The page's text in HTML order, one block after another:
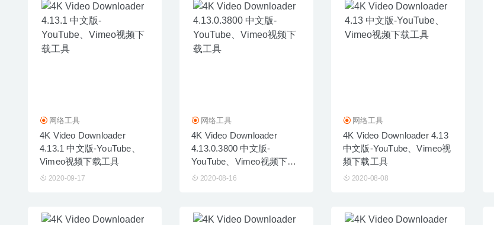
网络工具
4K Video Downloader
4.13.1 中文版-YouTube、
Vimeo视频下载工具
2020-09-17
网络工具
4K Video Downloader
4.13.0.3800 中文版-
YouTube、Vimeo视频下载
工具2020-08-16
网络工具
4K Video Downloader 4.13
中文版-YouTube、Vimeo视
频下载工具
2020-08-08